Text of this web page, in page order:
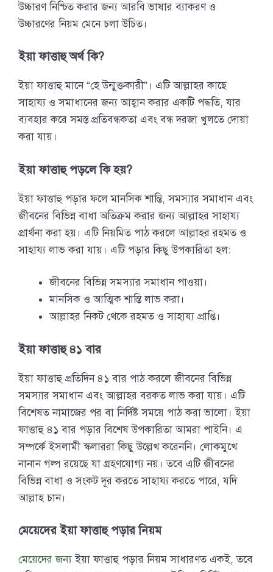
উচ্চারণ নিশ্চিত করার জন্য আরবি ভাষার ব্যাকরণ ও
উচ্চারণের নিয়ম মেনে চলা উচিত।
ইয়া ফাত্তাহু অর্থ কি?
ইয়া ফাত্তাহু মানে “হে উন্মুক্তকারী”। এটি আল্লাহর কাছে
সাহায্য ও সমাধানের জন্য আহ্বান করার একটি পদ্ধতি, যার
ব্যবহার করে সমস্ত প্রতিবন্ধকতা এবং বন্ধ দরজা খুলতে দোয়া
করা যায়।
ইয়া ফাত্তাহু পড়লে কি হয়?
ইয়া ফাত্তাহু পড়ার ফলে মানসিক শান্তি, সমস্যার সমাধান এবং
জীবনের বিভিন্ন বাধা অতিক্রম করার জন্য আল্লাহর সাহায্য
প্রার্থনা করা হয়। এটি নিয়মিত পাঠ করলে আল্লাহর রহমত ও
সাহায্য লাভ করা যায়। এটি পড়ার কিছু উপকারিতা হল:
জীবনের বিভিন্ন সমস্যার সমাধান পাওয়া।
মানসিক ও আত্মিক শান্তি লাভ করা।
আল্লাহর নিকট থেকে রহমত ও সাহায্য প্রাপ্তি।
ইয়া ফাত্তাহু ৪১ বার
ইয়া ফাত্তাহু প্রতিদিন ৪১ বার পাঠ করলে জীবনের বিভিন্ন
সমস্যার সমাধান এবং আল্লাহর বরকত লাভ করা যায়। এটি
বিশেষত নামাজের পর বা নির্দিষ্ট সময়ে পাঠ করা ভালো। ইয়া
ফাত্তাহু ৪১ বার পড়ার বিশেষ উপকারিতা আমরা পাইনি। এ
সম্পর্কে ইসলামী স্কলাররা কিছু উল্লেখ করেননি। লোকমুখে
নানান গল্প রয়েছে যা গ্রহণযোগ্য নয়। তবে এটি জীবনের
বিভিন্ন বাধা ও সংকট দূর করতে সাহায্য করতে পারে, যদি
আল্লাহ চান।
মেয়েদের ইয়া ফাত্তাহু পড়ার নিয়ম
মেয়েদের জন্যইয়া ফাত্তাহু পড়ার নিয়ম সাধারণত একই, তবে